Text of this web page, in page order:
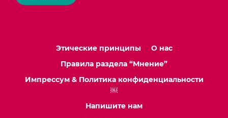
Этические принципы
О нас
Правила раздела “Мнение”
Импрессум & Политика конфиденциальности
￼
Напишите нам